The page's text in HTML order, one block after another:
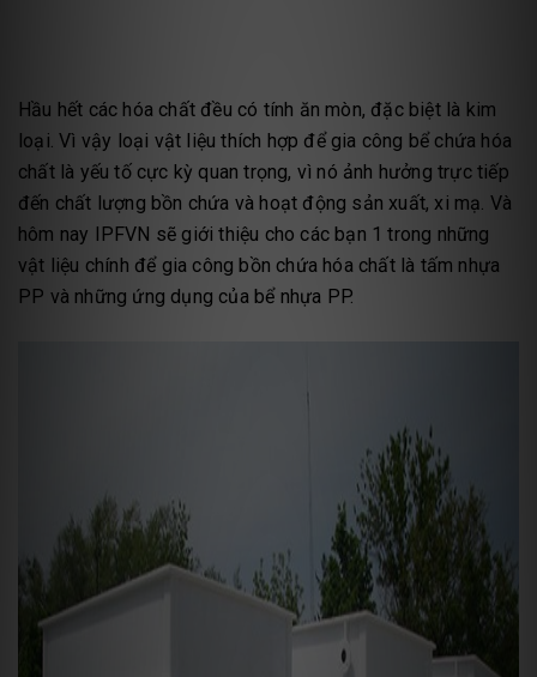
Hầu hết các hóa chất đều có tính ăn mòn, đặc biệt là kim
loại. Vì vậy loại vật liệu thích hợp để gia công bể chứa hóa
chất là yếu tố cực kỳ quan trọng, vì nó ảnh hưởng trực tiếp
đến chất lượng bồn chứa và hoạt động sản xuất, xi mạ. Và
hôm nay IPFVN sẽ giới thiệu cho các bạn 1 trong những
vật liệu chính để gia công bồn chứa hóa chất là tấm nhựa
PP và những ứng dụng của bể nhựa PP.